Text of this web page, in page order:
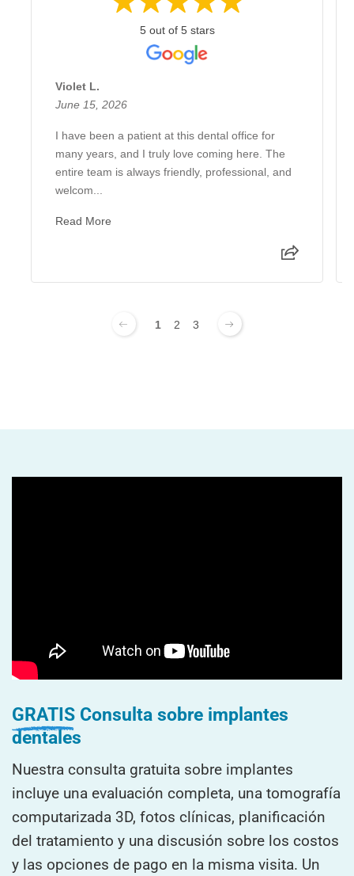
5 out of 5 stars
Violet L.
June 15, 2026
I have been a patient at this dental office for
many years, and I truly love coming here. The
entire team is always friendly, professional, and
welcom...
Read More
1 2 3
GRATIS Consulta sobre implantes
dentales
Nuestra consulta gratuita sobre implantes
incluye una evaluación completa, una tomografía
computarizada 3D, fotos clínicas, planificación
del tratamiento y una discusión sobre los costos
y las opciones de pago en la misma visita. Un